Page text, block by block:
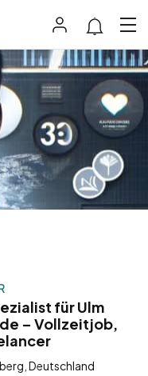
für Ulm
– Vollzeitjob,
Deutschland